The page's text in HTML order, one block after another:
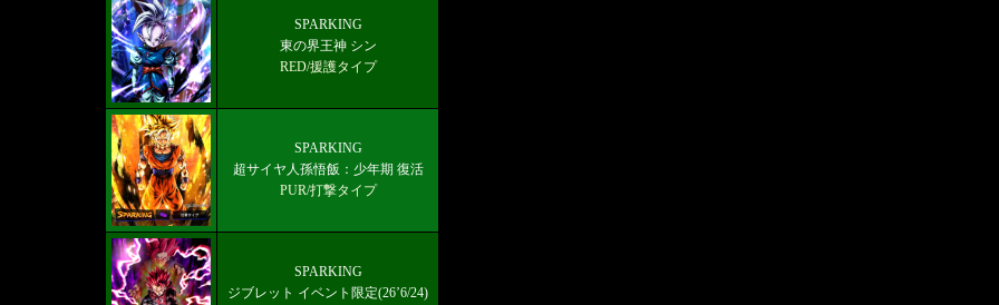
SPARKING
東の界王神 シン
RED/援護タイプ
SPARKING
超サイヤ人孫悟飯：少年期 復活
PUR/打撃タイプ
SPARKING
ジブレット イベント限定(26’6/24)